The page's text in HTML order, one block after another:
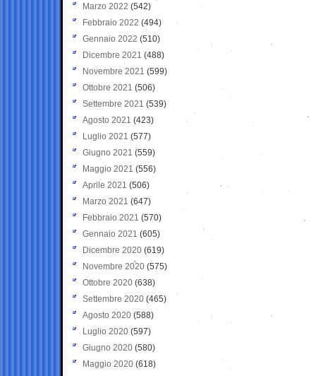
Marzo 2022 (542)
Febbraio 2022 (494)
Gennaio 2022 (510)
Dicembre 2021 (488)
Novembre 2021 (599)
Ottobre 2021 (506)
Settembre 2021 (539)
Agosto 2021 (423)
Luglio 2021 (577)
Giugno 2021(559)
Maggio 2021 (556)
Aprile 2021 (506)
Marzo 2021 (647)
Febbraio 2021 (570)
Gennaio 2021 (605)
Dicembre 2020 (619)
Novembre 2020 (575)
Ottobre 2020 (638)
Settembre 2020(465)
Agosto 2020 (588)
Luglio 2020 (597)
Giugno 2020 (580)
Maggio 2020 (618)